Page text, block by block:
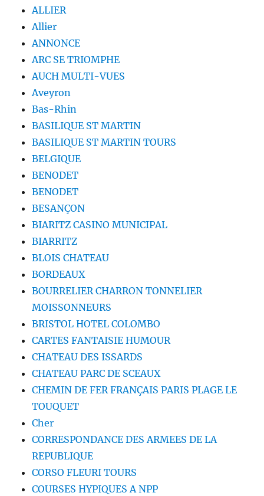
ALLIER
Allier
ANNONCE
ARC SE TRIOMPHE
AUCH MULTI-VUES
Aveyron
Bas-Rhin
BASILIQUE ST MARTIN
BASILIQUE ST MARTIN TOURS
BELGIQUE
BENODET
BENODET
BESANÇON
BIARITZ CASINO MUNICIPAL
BIARRITZ
BLOIS CHATEAU
BORDEAUX
BOURRELIER CHARRON TONNELIER
MOISSONNEURS
BRISTOL HOTEL COLOMBO
CARTES FANTAISIE HUMOUR
CHATEAU DES ISSARDS
CHATEAU PARC DE SCEAUX
CHEMIN DE FER FRANÇAIS PARIS PLAGE LE
TOUQUET
Cher
CORRESPONDANCE DES ARMEES DE LA
REPUBLIQUE
CORSO FLEURI TOURS
COURSES HYPIQUES A NPP